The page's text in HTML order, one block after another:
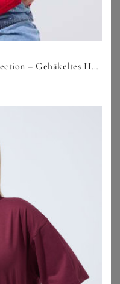
Oberteil
Limited Collection Limited Collection – Gehäkeltes Hemd In Rotsize 42-44